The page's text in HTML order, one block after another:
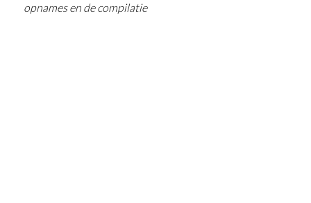
opnames en de compilatie